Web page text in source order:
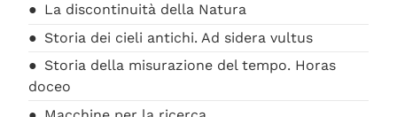
La discontinuità della Natura
Storia dei cieli antichi. Ad sidera vultus
Storia della misurazione del tempo. Horas
doceo